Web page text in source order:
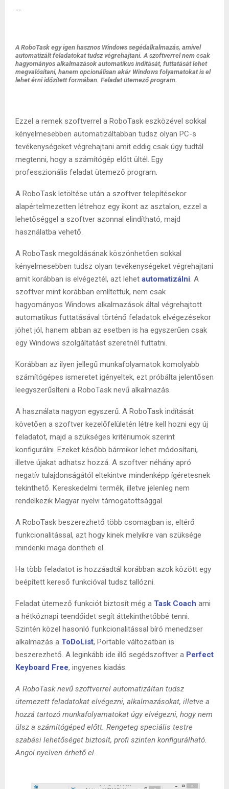
--
A RoboTask egy igen hasznos Windows segédalkalmazás, amivel
automatizált feladatokat tudsz végrehajtani. A szoftverrel nem csak
hagyományos alkalmazások automatikus indítását, futtatását lehet
megvalósítani, hanem opcionálisan akár Windows folyamatokat is el
lehet érni időzített formában. Feladat ütemező program.
Ezzel a remek szoftverrel a RoboTask eszközével sokkal
kényelmesebben automatizáltabban tudsz olyan PC-s
tevékenységeket végrehajtani amit eddig csak úgy tudtál
megtenni, hogy a számítógép előtt ültél. Egy
professzionális feladat ütemező program.
A RoboTask letöltése után a szoftver telepítésekor
alapértelmezetten létrehoz egy ikont az asztalon, ezzel a
lehetőséggel a szoftver azonnal elindítható, majd
használatba vehető.
A RoboTask megoldásának köszönhetően sokkal
kényelmesebben tudsz olyan tevékenységeket végrehajtani
amit korábban is elvégeztél, azt lehet automatizálni . A
szoftver mint korábban említettük, nem csak
hagyományos Windows alkalmazások által végrehajtott
automatikus futtatásával történő feladatok elvégezésekor
jöhet jól, hanem abban az esetben is ha egyszerűen csak
egy Windows szolgáltatást szeretnél futtatni.
Korábban az ilyen jellegű munkafolyamatok komolyabb
számítógépes ismeretet igényeltek, ezt próbálta jelentősen
leegyszerűsíteni a RoboTask nevű alkalmazás.
A használata nagyon egyszerű. A RoboTask indítását
követően a szoftver kezelőfelületén létre kell hozni egy új
feladatot, majd a szükséges kritériumok szerint
konfigurálni. Ezeket később bármikor lehet módosítani,
illetve újakat adhatsz hozzá. A szoftver néhány apró
negatív tulajdonságától eltekintve mindenképp ígéretesnek
tekinthető. Kereskedelmi termék, illetve jelenleg nem
rendelkezik Magyar nyelvi támogatottsággal.
A RoboTask beszerezhető több csomagban is, eltérő
funkcionalitással, azt hogy kinek melyikre van szüksége
mindenki maga döntheti el.
Ha több feladatot is hozzáadtál korábban azok között egy
beépített kereső funkcióval tudsz tallózni.
Feladat ütemező funkciót biztosít még a Task Coach ami
a hétköznapi teendőidet segít áttekinthetőbbé tenni.
Szintén közel hasonló funkcionalitással bíró menedzser
alkalmazás a ToDoList, Portable változatban is
beszerezhető. A leginkább ide illő segédszoftver a Perfect
Keyboard Free, ingyenes kiadás.
A RoboTask nevű szoftverrel automatizáltan tudsz
ütemezett feladatokat elvégezni, alkalmazásokat, illetve a
hozzá tartozó munkafolyamatokat úgy elvégezni, hogy nem
ülsz a számítógéped előtt. Rengeteg speciális testre
szabási lehetőséget biztosít, profi szinten konfigurálható.
Angol nyelven érhető el.